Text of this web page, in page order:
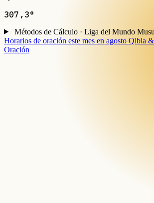
307,3°
Métodos de Cálculo · Liga del Mundo
Horarios de oración este mes en agosto Qibla
Oración